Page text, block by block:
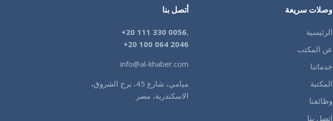
أتصل بنا
+20 111 330 0056,
+20 100 064 2046
info@al-khaber.com
ميامي، شارع 45، برج الشروق،
الاسكندرية، مصر
وصلات سريعة
الرئيسية
عن المكتب
خدماتنا
المكتبة
وظائفنا
اتصل بنا